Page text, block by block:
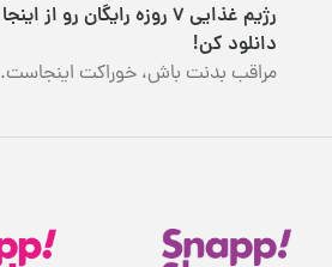
رژیم غذایی 7 روزه رایگان رو از اینجا
دانلود کن!
مراقب بدنت باش، خوراکت اینجاست.